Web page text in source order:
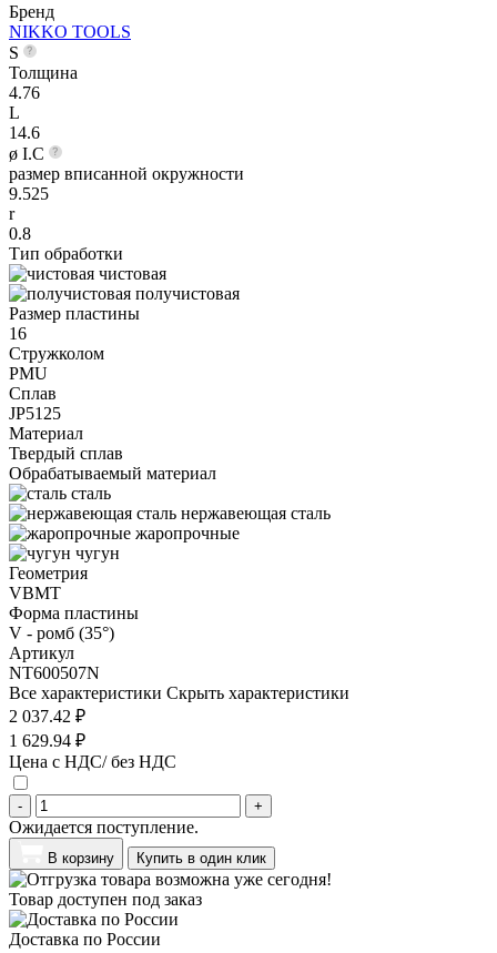
Бренд
NIKKO TOOLS
S
Толщина
4.76
L
14.6
ø I.C
размер вписанной окружности
9.525
r
0.8
Тип обработки
чистовая
получистовая
Размер пластины
16
Стружколом
PMU
Сплав
JP5125
Материал
Твердый сплав
Обрабатываемый материал
сталь
нержавеющая сталь
жаропрочные
чугун
Геометрия
VBMT
Форма пластины
V - ромб (35°)
Артикул
NT600507N
Все характеристики Скрыть характеристики
2 037.42 ₽
1 629.94 ₽
Цена с НДС/ без НДС
- +
Ожидается поступление.
В корзину Купить в один клик
Товар доступен под заказ
Доставка по России